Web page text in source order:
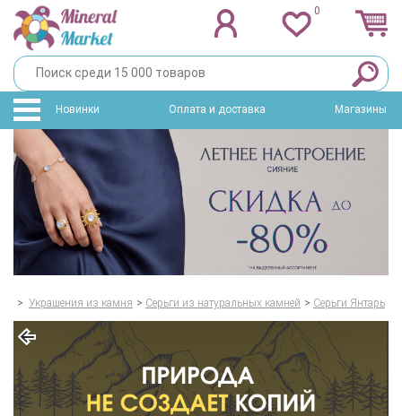
0
Новинки Оплата и доставка Магазины
> Украшения из камня > Серьги из натуральных камней > Серьги Янтарь